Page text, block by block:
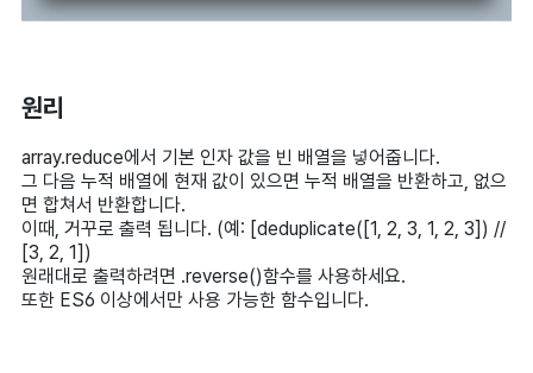
원리
array.reduce에서 기본 인자 값을 빈 배열을 넣어줍니다.
그 다음 누적 배열에 현재 값이 있으면 누적 배열을 반환하고, 없으
면 합쳐서 반환합니다.
이때, 거꾸로 출력 됩니다. (예: [deduplicate([1, 2, 3, 1, 2, 3]) //
[3, 2, 1])
원래대로 출력하려면 .reverse()함수를 사용하세요.
또한 ES6 이상에서만 사용 가능한 함수입니다.